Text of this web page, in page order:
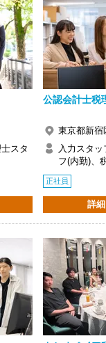
で対応
プ支援
額会社負担
会あり
多数
に魅力を感じ、入所を
すか？
もらえるので、以前よ
く、風通しの良い職場
たい方
方
方
したい方
スタ
公認会計士税
東京都新宿
入力スタ
フ(内勤)、
正社員
詳